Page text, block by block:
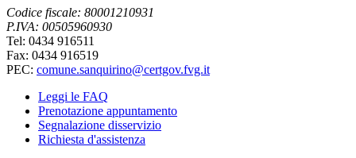
Codice fiscale: 80001210931
P.IVA: 00505960930
Tel: 0434 916511
Fax: 0434 916519
PEC: comune.sanquirino@certgov.fvg.it
Leggi le FAQ
Prenotazione appuntamento
Segnalazione disservizio
Richiesta d'assistenza